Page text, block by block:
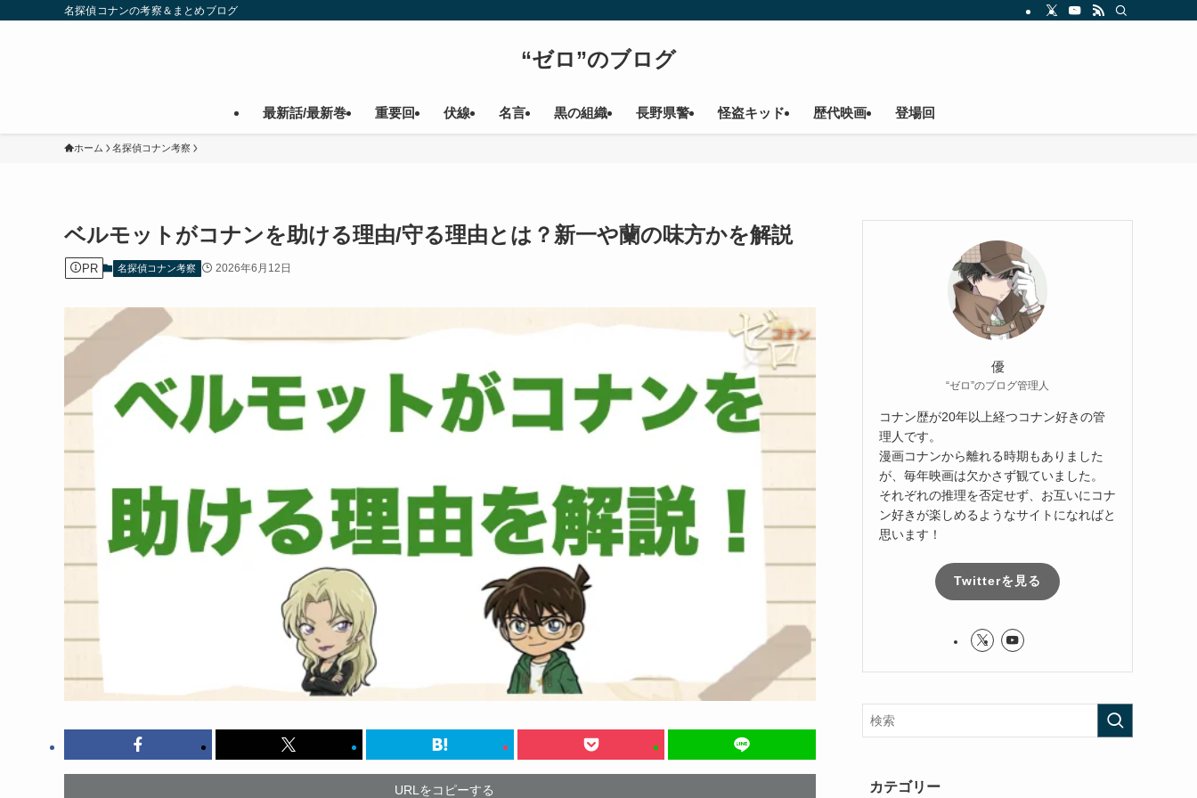
名探偵コナンの考察＆まとめブログ
“ゼロ”のブログ
最新話/最新巻 重要回 伏線 名言 黒の組織 長野県警 怪盗キッド 歴代映画 登場回
ホーム 名探偵コナン考察
ベルモットがコナンを助ける理由/守る理由とは？新一や蘭の味方かを解説
PR 名探偵コナン考察 2026年6月12日
URLをコピーする
優
“ゼロ”のブログ管理人
コナン歴が20年以上経つコナン好きの管
理人です。
漫画コナンから離れる時期もありました
が、毎年映画は欠かさず観ていました。
それぞれの推理を否定せず、お互いにコナ
ン好きが楽しめるようなサイトになればと
思います！
Twitterを見る
カテゴリー